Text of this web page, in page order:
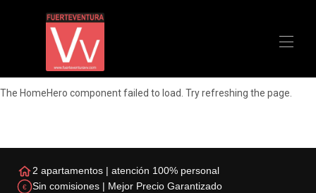
The HomeHero component failed to load. Try refreshing the page.
2 apartamentos | atención 100% personal
€
Sin comisiones | Mejor Precio Garantizado